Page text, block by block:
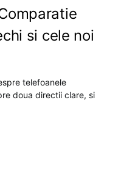
si cele noi
telefoanele
doua directii clare, si